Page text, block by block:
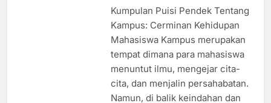
Kumpulan Puisi Pendek Tentang
Kampus: Cerminan Kehidupan
Mahasiswa Kampus merupakan
tempat dimana para mahasiswa
menuntut ilmu, mengejar cita-
cita, dan menjalin persahabatan.
Namun, di balik keindahan dan